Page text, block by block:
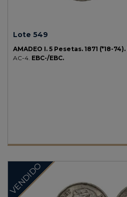
Lote 549
AMADEO I. 5 Pesetas. 1871 (*18-74).
AC-4. EBC-/EBC.
VENDIDO